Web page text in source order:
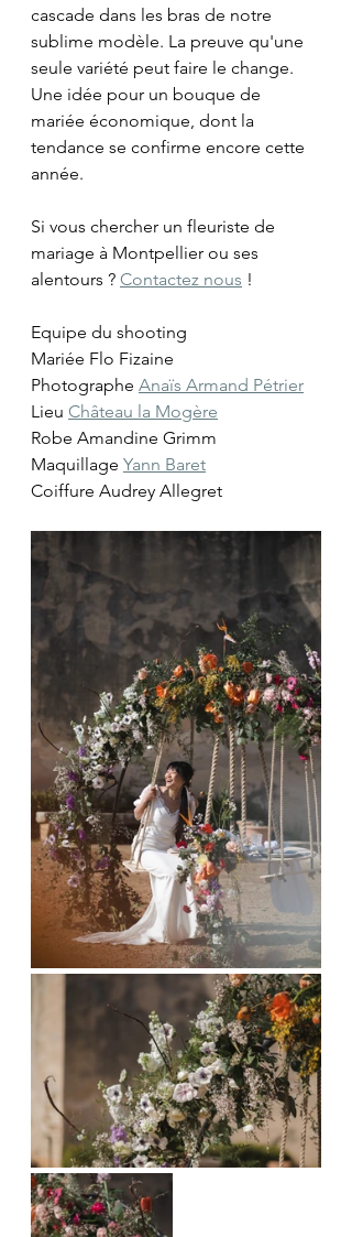
cascade dans les bras de notre
sublime modèle. La preuve qu'une
seule variété peut faire le change.
Une idée pour un bouque de
mariée économique, dont la
tendance se confirme encore cette
année.
Si vous chercher un fleuriste de
mariage à Montpellier ou ses
alentours ? Contactez nous !
Equipe du shooting
Mariée Flo Fizaine
Photographe Anaïs Armand Pétrier
Lieu Château la Mogère
Robe Amandine Grimm
Maquillage Yann Baret
Coiffure Audrey Allegret